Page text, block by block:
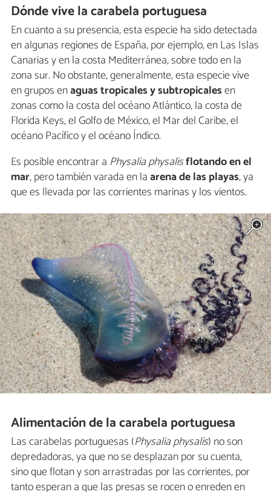
Dónde vive la carabela portuguesa
En cuanto a su presencia, esta especie ha sido detectada
en algunas regiones de España, por ejemplo, en Las Islas
Canarias y en la costa Mediterránea, sobre todo en la
zona sur. No obstante, generalmente, esta especie vive
en grupos enaguas tropicales y subtropicalesen
zonas como la costa del océano Atlántico, la costa de
Florida Keys, el Golfo de México, el Mar del Caribe, el
océano Pacífico y el océano Índico.
Es posible encontrar a Physalia physalisflotando en el
mar, pero también varada en laarena de las playas, ya
que es llevada por las corrientes marinas y los vientos.
Alimentación de la carabela portuguesa
Las carabelas portuguesas (Physalia physalis) no son
depredadoras, ya que no se desplazan por su cuenta,
sino que flotan y son arrastradas por las corrientes, por
tanto esperan a que las presas se rocen o enreden en